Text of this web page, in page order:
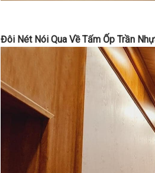
Đôi Nét Nói Qua Về Tấm Ốp Trần